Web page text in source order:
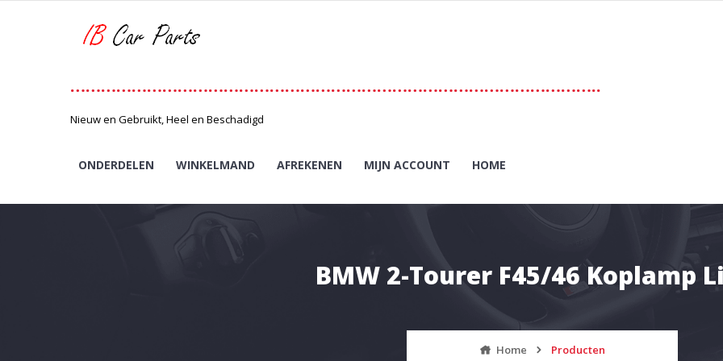
…………………………………………………………………………………………..
Nieuw en Gebruikt, Heel en Beschadigd
ONDERDELEN WINKELMAND AFREKENEN MIJN ACCOUNT HOME
BMW 2-Tourer F45/46 Koplamp
Home Producten